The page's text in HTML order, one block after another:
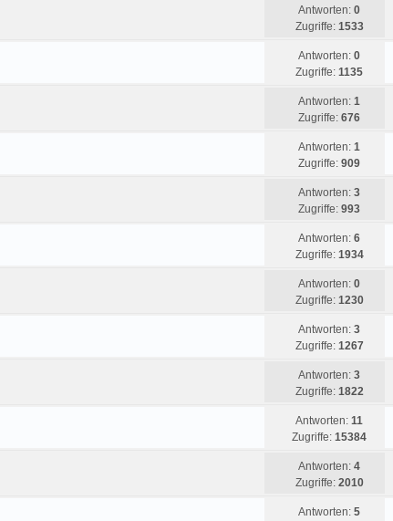
Antworten: 0
Zugriffe: 1533
Antworten: 0
Zugriffe: 1135
Antworten: 1
Zugriffe: 676
Antworten: 1
Zugriffe: 909
Antworten: 3
Zugriffe: 993
Antworten: 6
Zugriffe: 1934
Antworten: 0
Zugriffe: 1230
Antworten: 3
Zugriffe: 1267
Antworten: 3
Zugriffe: 1822
Antworten: 11
Zugriffe: 15384
Antworten: 4
Zugriffe: 2010
Antworten: 5